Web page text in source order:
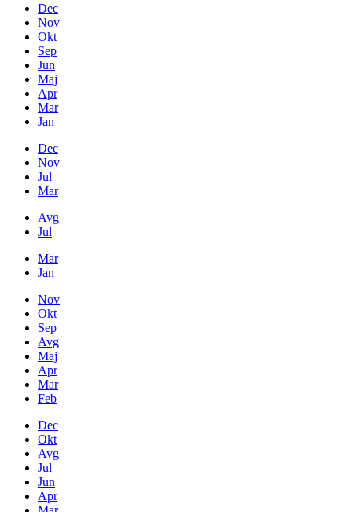
Dec
Nov
Okt
Sep
Jun
Maj
Apr
Mar
Jan
Dec
Nov
Jul
Mar
Avg
Jul
Mar
Jan
Nov
Okt
Sep
Avg
Maj
Apr
Mar
Feb
Dec
Okt
Avg
Jul
Jun
Apr